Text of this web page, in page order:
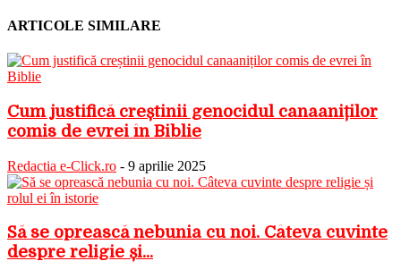
ARTICOLE SIMILARE
Cum justifică creștinii genocidul canaaniților
comis de evrei în Biblie
Redactia e-Click.ro - 9 aprilie 2025
Să se oprească nebunia cu noi. Câteva cuvinte
despre religie și...